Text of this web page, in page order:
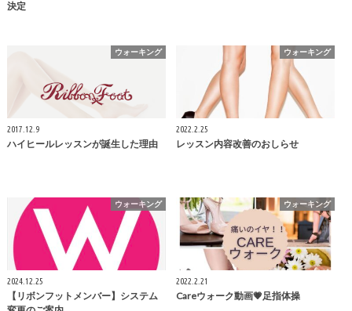
決定
ウォーキング
2017.12.9
ハイヒールレッスンが誕生した理由
ウォーキング
2022.2.25
レッスン内容改善のおしらせ
ウォーキング
2024.12.25
【リボンフットメンバー】システム
ウォーキング
2022.2.21
Careウォーク動画💗足指体操